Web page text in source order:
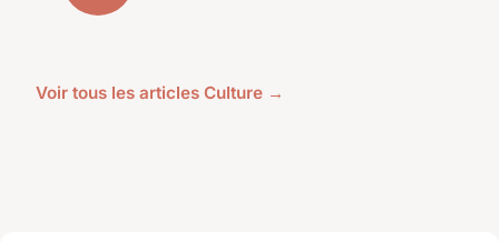
Voir tous les articles Culture →